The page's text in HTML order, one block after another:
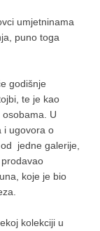
umjetninama
puno toga
godišnje
te je kao
U
i ugovora o
jedne galerije,
koje je bio
ime poreza.
kolekciji u